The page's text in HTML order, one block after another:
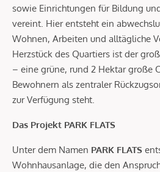
sowie Einrichtungen für Bildung
vereint. Hier entsteht ein
Wohnen, Arbeiten und alltägliche
Herzstück des Quartiers ist der
– eine grüne, rund 2 Hektar große
Bewohnern als zentraler
zur Verfügung steht.
Das Projekt PARK FLATS
Unter dem Namen PARK FLATS
Wohnhausanlage, die den